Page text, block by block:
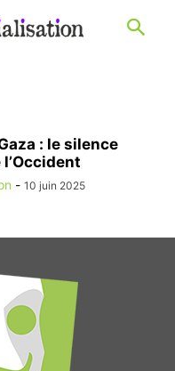
: le silence
- 10 juin 2025